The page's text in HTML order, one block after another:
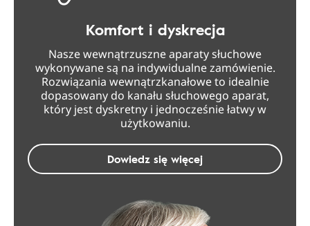
Komfort i dyskrecja
Nasze wewnątrzuszne aparaty słuchowe
wykonywane są na indywidualne zamówienie.
Rozwiązania wewnątrzkanałowe to idealnie
dopasowany do kanału słuchowego aparat,
który jest dyskretny i jednocześnie łatwy w
użytkowaniu.
Dowiedz się więcej